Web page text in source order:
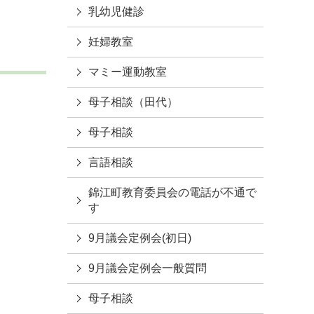
乳幼児健診
妊婦教室
マミー運動教室
母子相談（田代）
母子相談
言語相談
錦江町教育委員会の電話が不通で
す
9月議会定例会(初日)
9月議会定例会一般質問
母子相談